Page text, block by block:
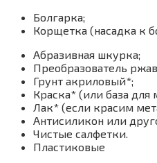
Болгарка;
Корщетка (насадка к
Абразивная шкурка;
Преобразователь
Грунт акриловый*;
Краска* (или база для
Лак* (если красим
Антисиликон или
Чистые салфетки.
Пластиковые